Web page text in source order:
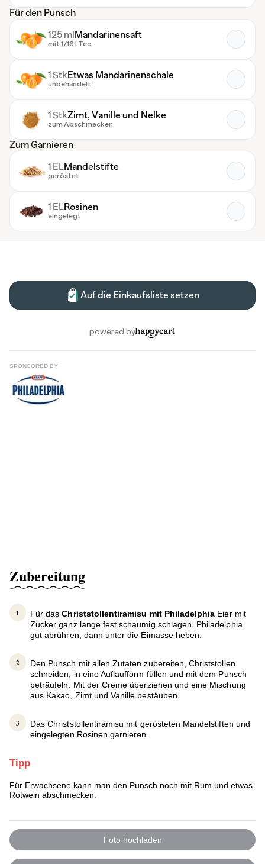
SPONSORED BY
Zubereitung
Für dasChriststollentiramisu mit Philadelphia Eier mit
Zucker ganz lange fest schaumig schlagen. Philadelphia
gut abrühren, dann unter die Eimasse heben.
Den Punsch mit allen Zutaten zubereiten, Christstollen
schneiden, in eine Auflaufform füllen und mit dem Punsch
beträufeln. Mit der Creme überziehen und eine Mischung
aus Kakao, Zimt und Vanille bestäuben.
Das Christstollentiramisu mit gerösteten Mandelstiften und
eingelegten Rosinen garnieren.
Tipp
Für Erwachsene kann man den Punsch noch mit Rum und etwas
Rotwein abschmecken.
Foto hochladen